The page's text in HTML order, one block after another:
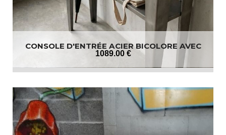
CONSOLE D'ENTRÉE ACIER BICOLORE AVEC
ÉTAGÈRE
1089.00 €